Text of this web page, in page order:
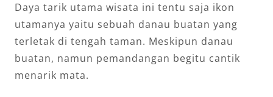
Daya tarik utama wisata ini tentu saja ikon
utamanya yaitu sebuah danau buatan yang
terletak di tengah taman. Meskipun danau
buatan, namun pemandangan begitu cantik
menarik mata.